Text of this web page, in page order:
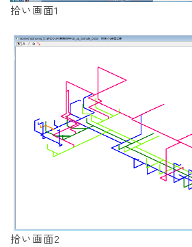
拾い画面1
拾い画面2